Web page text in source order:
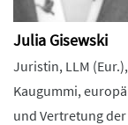
Julia Gisewski
Juristin, LLM
Kaugummi,
und Vertretung